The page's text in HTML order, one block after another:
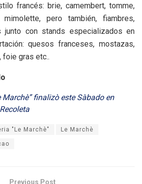
francés: brie, camembert, tomme,
mimolette, pero también, fiambres,
junto con stands especializados en
quesos franceses, mostazas,
foie gras etc..
Marchè” finalizò este Sàbado en
"Le Marchè" Le Marchè
Previous Post